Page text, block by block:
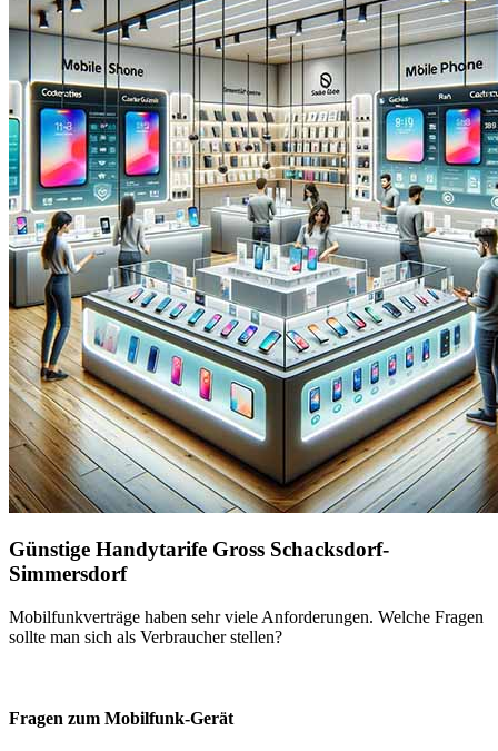
Günstige Handytarife Gross Schacksdorf-
Simmersdorf
Mobilfunkverträge haben sehr viele Anforderungen. Welche Fragen
sollte man sich als Verbraucher stellen?
Fragen zum Mobilfunk-Gerät